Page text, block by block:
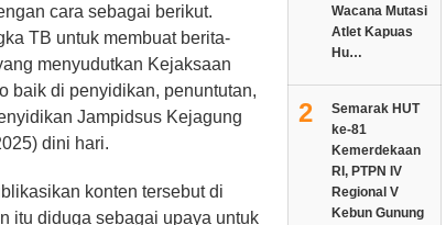
cara sebagai berikut.
TB untuk membuat berita-
menyudutkan Kejaksaan
baik di penyidikan, penuntutan,
Jampidsus Kejagung
dini hari.
konten tersebut di
itu diduga sebagai upaya untuk
Wacana Mutasi
Atlet Kapuas
Hu…
2
Semarak HUT
ke-81
Kemerdekaan
RI, PTPN IV
Regional V
Kebun Gunung